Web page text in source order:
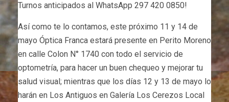
Turnos anticipados al WhatsApp 297 420 0850!
Así como te lo contamos, este próximo 11 y 14 de
mayo Óptica Franca estará presente en Perito Moreno
en calle Colon N° 1740 con todo el servicio de
optometría, para hacer un buen chequeo y mejorar tu
salud visual; mientras que los días 12 y 13 de mayo lo
harán en Los Antiguos en Galería Los Cerezos Local